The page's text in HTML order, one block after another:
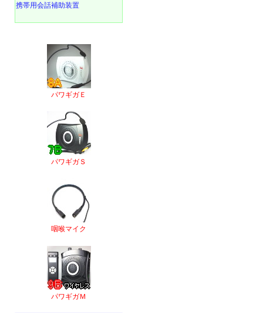
携帯用会話補助装置
パワギガＥ
パワギガＳ
咽喉マイク
パワギガＭ